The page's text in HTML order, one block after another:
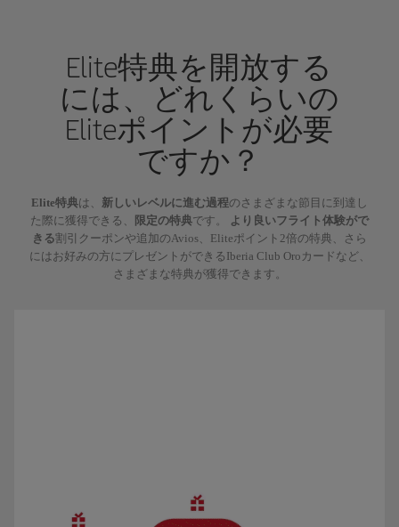
Elite特典を開放する
には、どれくらいの
Eliteポイントが必要
ですか？
Elite特典は、 新しいレベルに進む過程のさまざまな節目に到達し
た際に獲得できる、
限定の特典です。
より良いフライト体験がで
きる割引クーポンや追加のAvios、Eliteポイント2倍の特典、さら
にはお好みの方にプレゼントができるIberia Club Oroカードなど、
さまざまな特典が獲得できます。